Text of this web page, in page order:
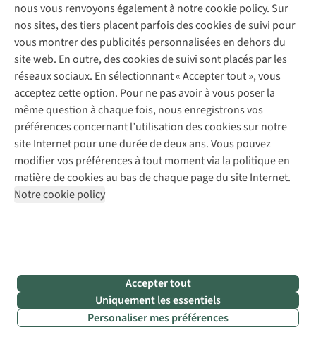
nous vous renvoyons également à notre cookie policy. Sur
nos sites, des tiers placent parfois des cookies de suivi pour
vous montrer des publicités personnalisées en dehors du
site web. En outre, des cookies de suivi sont placés par les
réseaux sociaux. En sélectionnant « Accepter tout », vous
acceptez cette option. Pour ne pas avoir à vous poser la
même question à chaque fois, nous enregistrons vos
préférences concernant l’utilisation des cookies sur notre
site Internet pour une durée de deux ans. Vous pouvez
modifier vos préférences à tout moment via la politique en
matière de cookies au bas de chaque page du site Internet.
Notre cookie policy
Accepter tout
Uniquement les essentiels
Personaliser mes préférences